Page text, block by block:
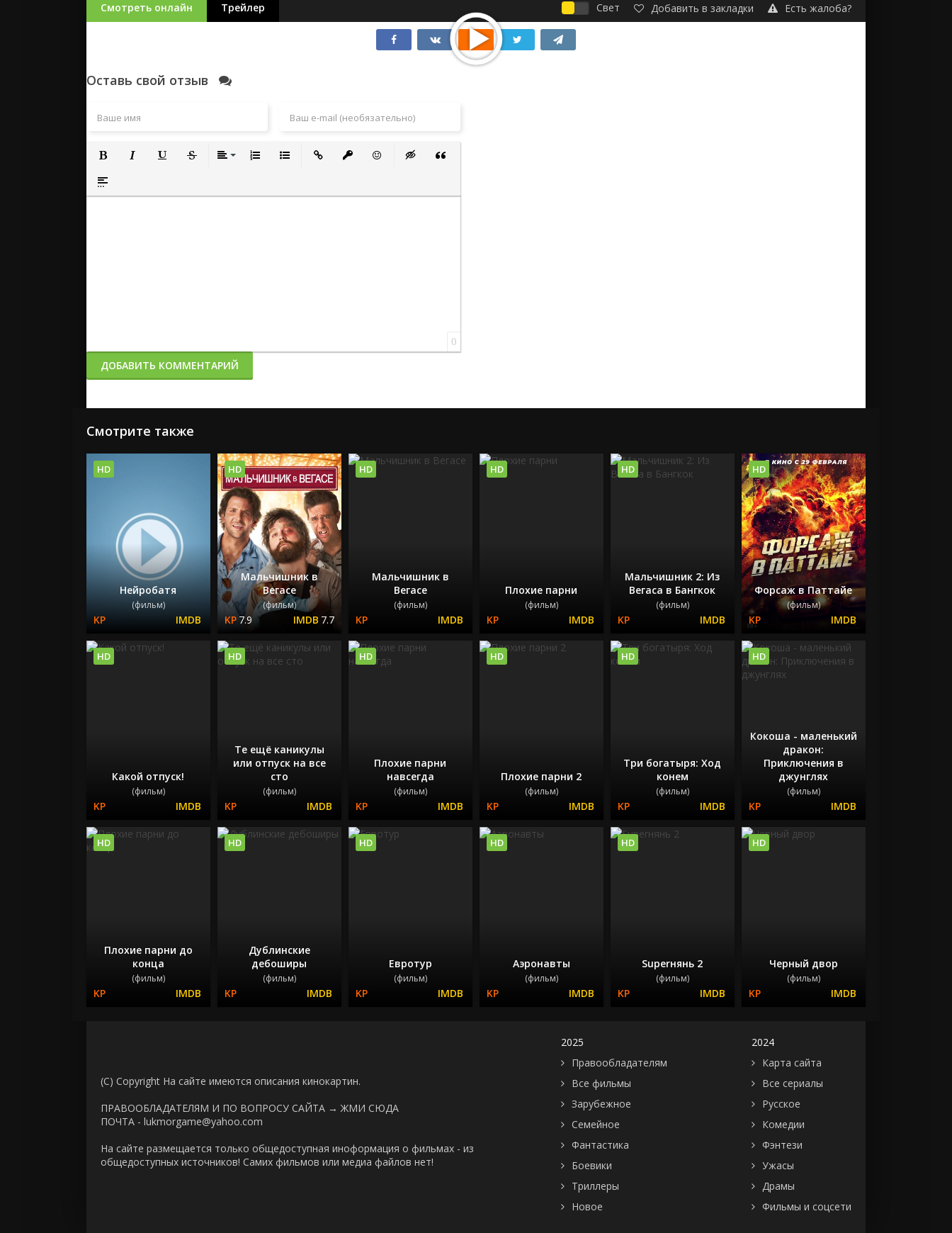
Смотреть онлайн Трейлер Свет Добавить в закладки Есть жалоба?
Оставь свой отзыв
Полужирный
Вставка спойлера
0
ДОБАВИТЬ КОММЕНТАРИЙ
Смотрите также
Нейробатя
(фильм)
HD
Мальчишник в
Вегасе
(фильм)
7.9 7.7
HD
Мальчишник в
Вегасе
(фильм)
HD
Плохие парни
(фильм)
HD
Мальчишник 2: Из
Вегаса в Бангкок
(фильм)
HD
Форсаж в Паттайе
(фильм)
HD
Какой отпуск!
(фильм)
HD
Те ещё каникулы
или отпуск на все
сто
(фильм)
HD
Плохие парни
навсегда
(фильм)
HD
Плохие парни 2
(фильм)
HD
Три богатыря: Ход
конем
(фильм)
HD
Кокоша - маленький
дракон:
Приключения в
джунглях
(фильм)
HD
Плохие парни до
конца
(фильм)
HD
Дублинские
дебоширы
(фильм)
HD
Евротур
(фильм)
HD
Аэронавты
(фильм)
HD
Superнянь 2
(фильм)
HD
Черный двор
(фильм)
HD
(C) Copyright На сайте имеются описания кинокартин.
ПРАВООБЛАДАТЕЛЯМ И ПО ВОПРОСУ САЙТА → ЖМИ СЮДА
ПОЧТА - lukmorgame@yahoo.com
На сайте размещается только общедоступная иноформация о фильмах - из
общедоступных источников! Самих фильмов или медиа файлов нет!
2025
Правообладателям
Все фильмы
Зарубежное
Семейное
Фантастика
Боевики
Триллеры
Новое
2024
Карта сайта
Все сериалы
Русское
Комедии
Фэнтези
Ужасы
Драмы
Фильмы и соцсети